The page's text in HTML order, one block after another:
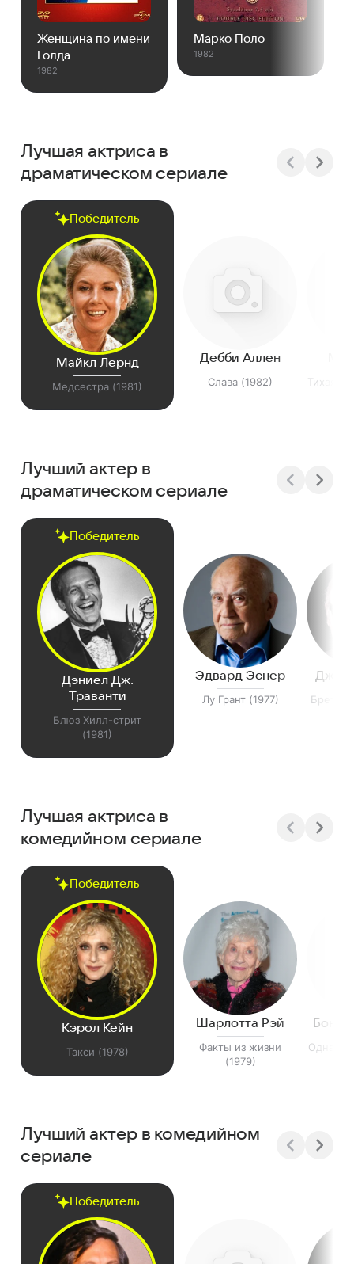
Женщина по имени
Голда
1982
Марко Поло
1982
Лучшая актриса в
драматическом сериале
Победитель
Майкл Лернд
Медсестра (1981)
Дебби Аллен
Слава (1982) Тихая
Лучший актер в
драматическом сериале
Победитель
Дэниел Дж.
Траванти
Блюз Хилл-стрит
(1981)
Эдвард Эснер
Лу Грант (1977) Брет
Лучшая актриса в
комедийном сериале
Победитель
Кэрол Кейн
Такси (1978)
Шарлотта Рэй
Факты из жизни
(1979)
Лучший актер в комедийном
сериале
Победитель